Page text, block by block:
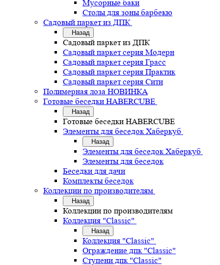
Мусорные баки
Столы для зоны барбекю
Садовый паркет из ДПК
Назад
Садовый паркет из ДПК
Садовый паркет серия Mодерн
Садовый паркет серия Грасс
Садовый паркет серия Практик
Садовый паркет серия Сити
Полимерная лоза НОВИНКА
Готовые беседки HABERCUBE
Назад
Готовые беседки HABERCUBE
Элементы для беседок Хаберкуб
Назад
Элементы для беседок Хаберкуб
Элементы для беседок
Беседки для дачи
Комплекты беседок
Коллекции по производителям
Назад
Коллекции по производителям
Коллекция "Classic"
Назад
Коллекция "Classic"
Ограждение дпк "Classic"
Ступени дпк "Classic"